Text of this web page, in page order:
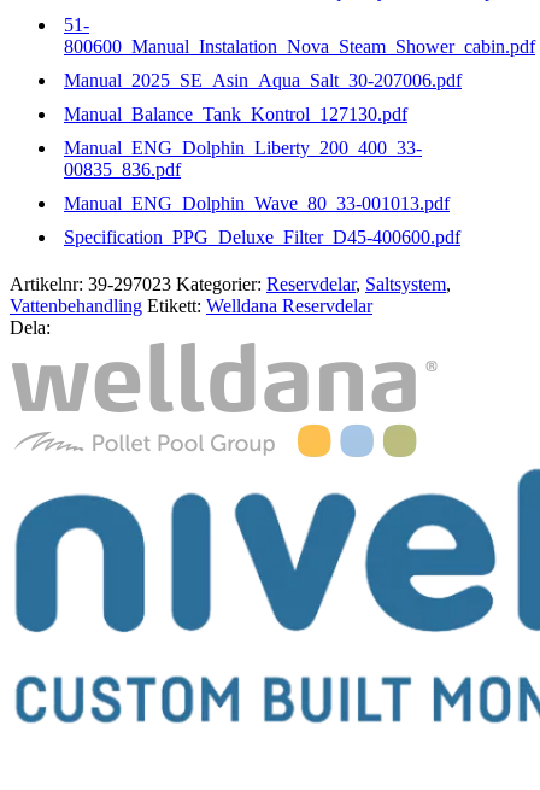
51-
800600_Manual_Instalation_Nova_Steam_Shower_cabin.pdf
Manual_2025_SE_Asin_Aqua_Salt_30-207006.pdf
Manual_Balance_Tank_Kontrol_127130.pdf
Manual_ENG_Dolphin_Liberty_200_400_33-
00835_836.pdf
Manual_ENG_Dolphin_Wave_80_33-001013.pdf
Specification_PPG_Deluxe_Filter_D45-400600.pdf
Artikelnr: 39-297023 Kategorier: Reservdelar, Saltsystem,
Vattenbehandling Etikett: Welldana Reservdelar
Dela: